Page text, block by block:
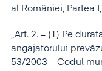
al României, Partea
„Art. 2. – (1) Pe
angajatorului
53/2003 – Codul